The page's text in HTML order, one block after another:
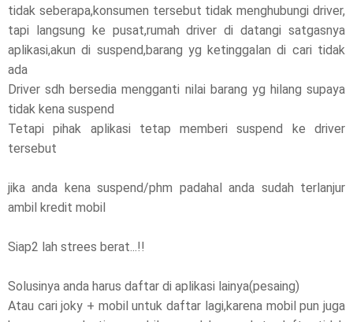
tidak seberapa,konsumen tersebut tidak menghubungi driver,
tapi langsung ke pusat,rumah driver di datangi satgasnya
aplikasi,akun di suspend,barang yg ketinggalan di cari tidak
ada
Driver sdh bersedia mengganti nilai barang yg hilang supaya
tidak kena suspend
Tetapi pihak aplikasi tetap memberi suspend ke driver
tersebut
jika anda kena suspend/phm padahal anda sudah terlanjur
ambil kredit mobil
Siap2 lah strees berat...!!
Solusinya anda harus daftar di aplikasi lainya(pesaing)
Atau cari joky + mobil untuk daftar lagi,karena mobil pun juga